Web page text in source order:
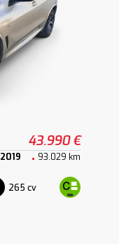
43.990 €
2019 93.029 km
265 cv